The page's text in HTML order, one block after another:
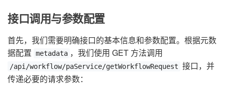
接口调用与参数配置
首先，我们需要明确接口的基本信息和参数配置。根据元数
据配置 metadata ，我们使用 GET 方法调用
/api/workflow/paService/getWorkflowRequest 接口，并
传递必要的请求参数：